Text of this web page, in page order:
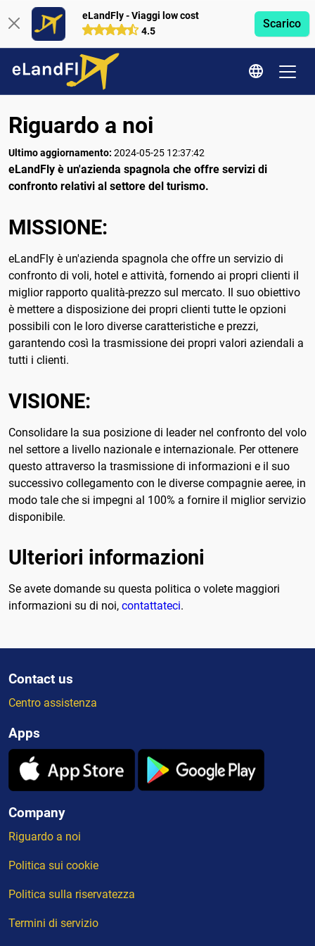
eLandFly - Viaggi low cost
4.5
Scarico
Riguardo a noi
Ultimo aggiornamento: 2024-05-25 12:37:42
eLandFly è un'azienda spagnola che offre servizi di
confronto relativi al settore del turismo.
MISSIONE:
eLandFly è un'azienda spagnola che offre un servizio di
confronto di voli, hotel e attività, fornendo ai propri clienti il ​​
miglior rapporto qualità-prezzo sul mercato. Il suo obiettivo
è mettere a disposizione dei propri clienti tutte le opzioni
possibili con le loro diverse caratteristiche e prezzi,
garantendo così la trasmissione dei propri valori aziendali a
tutti i clienti.
VISIONE:
Consolidare la sua posizione di leader nel confronto del volo
nel settore a livello nazionale e internazionale. Per ottenere
questo attraverso la trasmissione di informazioni e il suo
successivo collegamento con le diverse compagnie aeree, in
modo tale che si impegni al 100% a fornire il miglior servizio
disponibile.
Ulteriori informazioni
Se avete domande su questa politica o volete maggiori
informazioni su di noi, contattateci.
Contact us
Centro assistenza
Apps
Company
Riguardo a noi
Politica sui cookie
Politica sulla riservatezza
Termini di servizio